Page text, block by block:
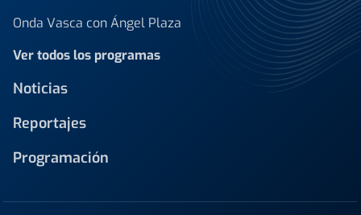
Onda Vasca con Ángel Plaza
Ver todos los programas
Noticias
Reportajes
Programación